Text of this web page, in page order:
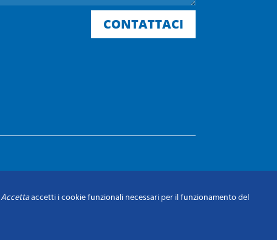
CONTATTACI
Accettaaccetti i cookie funzionali necessari per il funzionamento del